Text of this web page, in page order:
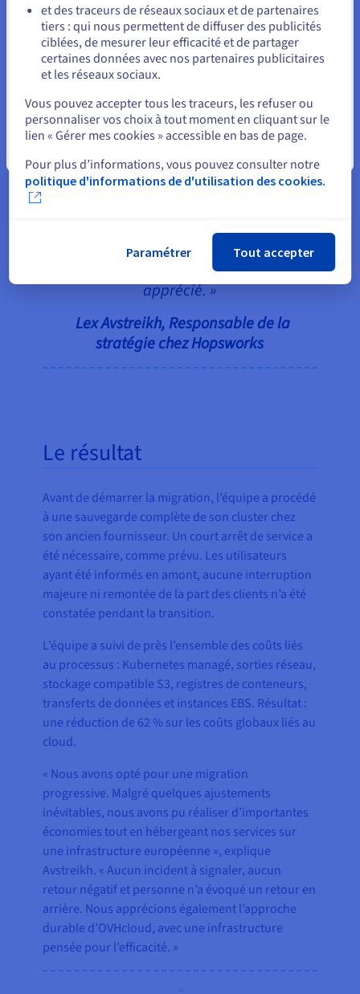
Startup program d’OVHcloud a
été très positive. Le mentorat
était de qualité, et nous avons pu
échanger avec différents
interlocuteurs dans l’entreprise, y
commerciaux. C’est un
programme concret, ce que nous
avons particulièrement
apprécié. »
Lex Avstreikh, Responsable de la
stratégie chez Hopsworks
Le résultat
Avant de démarrer la migration, l’équipe a procédé
à une sauvegarde complète de son cluster chez
son ancien fournisseur. Un court arrêt de service a
été nécessaire, comme prévu. Les utilisateurs
ayant été informés en amont, aucune interruption
majeure ni remontée de la part des clients n’a été
constatée pendant la transition.
L’équipe a suivi de près l’ensemble des coûts liés
au processus : Kubernetes managé, sorties réseau,
stockage compatible S3, registres de conteneurs,
transferts de données et instances EBS. Résultat :
une réduction de 62 % sur les coûts globaux liés au
cloud.
« Nous avons opté pour une migration
progressive. Malgré quelques ajustements
inévitables, nous avons pu réaliser d’importantes
économies tout en hébergeant nos services sur
une infrastructure européenne », explique
Avstreikh. « Aucun incident à signaler, aucun
retour négatif et personne n’a évoqué un retour en
arrière. Nous apprécions également l’approche
durable d’OVHcloud, avec une infrastructure
pensée pour l’efficacité. »
Rester sur le site actuel
Sélectionner un autre site web
et des traceurs de réseaux sociaux et de partenaires
tiers : qui nous permettent de diffuser des publicités
ciblées, de mesurer leur efficacité et de partager
certaines données avec nos partenaires publicitaires
et les réseaux sociaux.
Vous pouvez accepter tous les traceurs, les refuser ou
personnaliser vos choix à tout moment en cliquant sur le
lien « Gérer mes cookies » accessible en bas de page.
Pour plus d’informations, vous pouvez consulter notre
politique d'informations de d'utilisation des cookies.
Paramétrer Tout accepter